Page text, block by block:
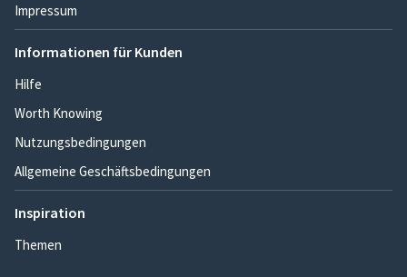
Impressum
Informationen für Kunden
Hilfe
Worth Knowing
Nutzungsbedingungen
Allgemeine Geschäftsbedingungen
Inspiration
Themen